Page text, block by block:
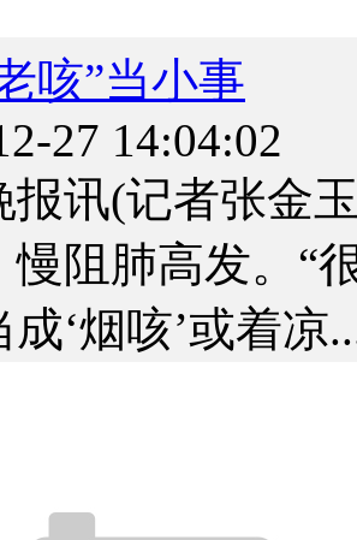
咳”当小事
27 14:04:02
报讯(记者张金
慢阻肺高发。“
‘烟咳’或着凉